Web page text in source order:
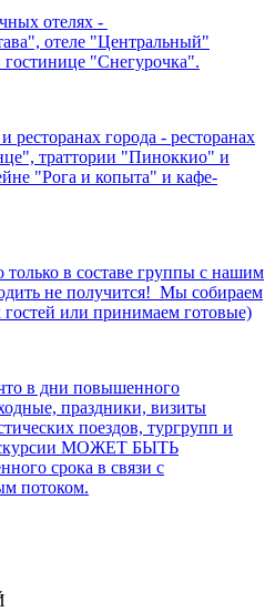
отелях -
отеле "Центральный"
гостинице "Снегурочка".
города - ресторанах
траттории "Пиноккио" и
"Рога и копыта" и кафе-
в составе группы с нашим
не получится! Мы собираем
или принимаем готовые)
в дни повышенного
праздники, визиты
поездов, тургрупп и
МОЖЕТ БЫТЬ
срока в связи с
потоком.